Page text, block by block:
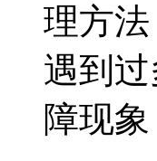
理方
遇到
障现